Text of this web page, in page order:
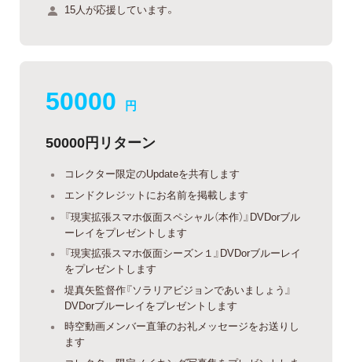
15人が応援しています。
50000 円
50000円リターン
コレクター限定のUpdateを共有します
エンドクレジットにお名前を掲載します
『現実拡張スマホ仮面スペシャル（本作）』DVDorブル
ーレイをプレゼントします
『現実拡張スマホ仮面シーズン１』DVDorブルーレイ
をプレゼントします
堤真矢監督作『ソラリアビジョンであいましょう』
DVDorブルーレイをプレゼントします
時空動画メンバー直筆のお礼メッセージをお送りし
ます